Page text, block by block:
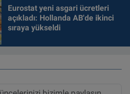
Eurostat yeni asgari ücretleri
açıkladı: Hollanda AB'de ikinci
sıraya yükseldi